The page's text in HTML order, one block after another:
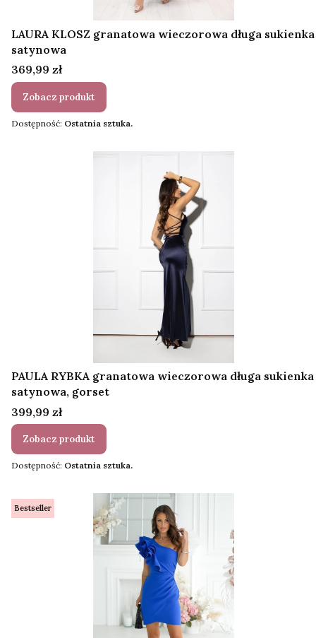
LAURA KLOSZ granatowa wieczorowa długa sukienka
satynowa
Cena
369,99 zł
Zobacz produkt
Dostępność: Ostatnia sztuka.
PAULA RYBKA granatowa wieczorowa długa sukienka
satynowa, gorset
Cena
399,99 zł
Zobacz produkt
Dostępność: Ostatnia sztuka.
Bestseller